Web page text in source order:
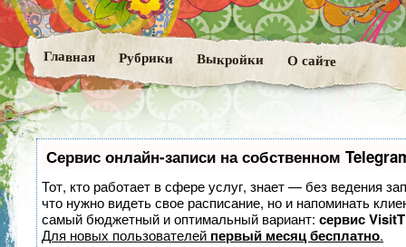
Главная Рубрики Выкройки О сайте
Сервис онлайн-записи на собственном
Тот, кто работает в сфере услуг, знает — без ведения
что нужно видеть свое расписание, но и напоминать
самый бюджетный и оптимальный вариант: сервис
Для новых пользователей первый месяц бесплатно.